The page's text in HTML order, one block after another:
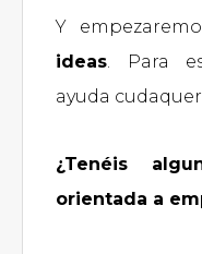
Y
ideas. Para
ayuda
¿Tenéis
orientada a